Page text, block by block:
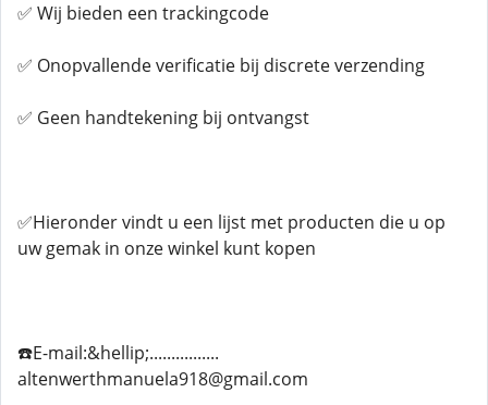
✅ Wij bieden een trackingcode
✅ Onopvallende verificatie bij discrete verzending
✅ Geen handtekening bij ontvangst
✅Hieronder vindt u een lijst met producten die u op
uw gemak in onze winkel kunt kopen
☎️E-mail:&hellip;................
altenwerthmanuela918@gmail.com